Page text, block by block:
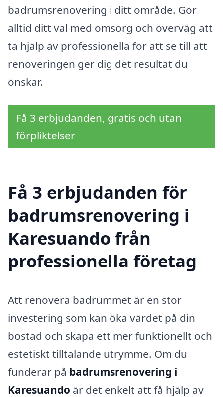
badrumsrenovering i ditt område. Gör
alltid ditt val med omsorg och överväg att
ta hjälp av professionella för att se till att
renoveringen ger dig det resultat du
önskar.
Få 3 erbjudanden, gratis och utan
förpliktelser
Få 3 erbjudanden för
badrumsrenovering i
Karesuando från
professionella företag
Att renovera badrummet är en stor
investering som kan öka värdet på din
bostad och skapa ett mer funktionellt och
estetiskt tilltalande utrymme. Om du
funderar på badrumsrenovering i
Karesuando är det enkelt att få hjälp av